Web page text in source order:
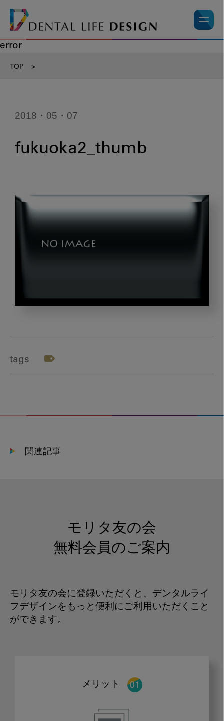
error
TOP >
2018・05・07
fukuoka2_thumb
tags
関連記事
モリタ友の会
無料会員のご案内
モリタ友の会に登録いただくと、デンタルライ
フデザインをもっと便利にご利用いただくこと
ができます。
メリット